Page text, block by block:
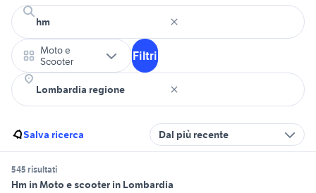
Moto e
Scooter
Filtri
Salva ricerca Dal più recente
545 risultati
Hm in Moto e scooter in Lombardia